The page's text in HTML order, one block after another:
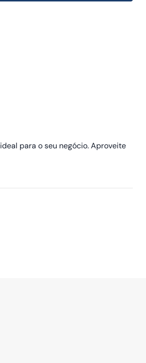
para o seu negócio. Aproveite